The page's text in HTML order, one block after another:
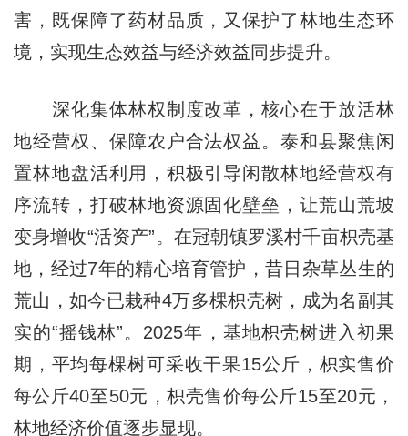
害，既保障了药材品质，又保护了林地生态环
境，实现生态效益与经济效益同步提升。
深化集体林权制度改革，核心在于放活林
地经营权、保障农户合法权益。泰和县聚焦闲
置林地盘活利用，积极引导闲散林地经营权有
序流转，打破林地资源固化壁垒，让荒山荒坡
变身增收“活资产”。在冠朝镇罗溪村千亩枳壳基
地，经过7年的精心培育管护，昔日杂草丛生的
荒山，如今已栽种4万多棵枳壳树，成为名副其
实的“摇钱林”。2025年，基地枳壳树进入初果
期，平均每棵树可采收干果15公斤，枳实售价
每公斤40至50元，枳壳售价每公斤15至20元，
林地经济价值逐步显现。